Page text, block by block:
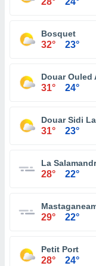
Bosquet
32° 23°
Douar Ouled
31° 24°
Douar Sidi
31° 23°
La
28° 22°
29° 22°
Petit Port
28° 24°